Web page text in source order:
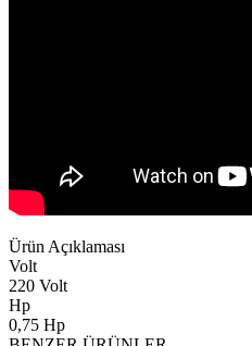
Ürün Açıklaması
Volt
220 Volt
Hp
0,75 Hp